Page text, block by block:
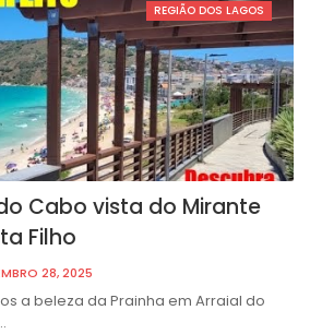
REGIÃO DOS LAGOS
Cabo vista do Mirante
Filho
28, 2025
a beleza da Prainha em Arraial do